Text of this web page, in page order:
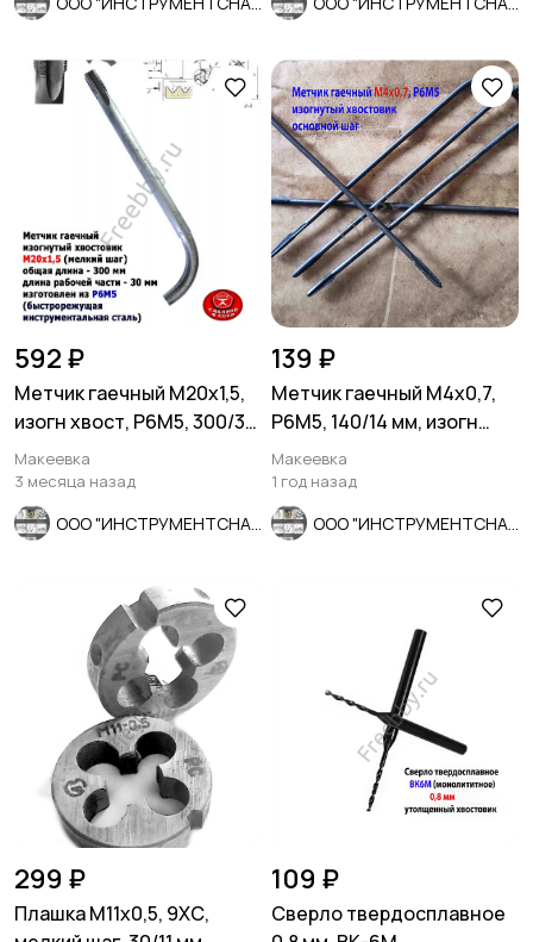
592 ₽
Метчик гаечный М20х1,5,
изогн хвост, Р6М5, 300/30
мм, мелкий шаг, СССР
Макеевка
3 месяца назад
139 ₽
Метчик гаечный М4х0,7,
Р6М5, 140/14 мм, изогн
хвост, основной шаг, ССС
Макеевка
1 год назад
299 ₽
Плашка М11х0,5, 9ХС,
109 ₽
Сверло твердосплавное